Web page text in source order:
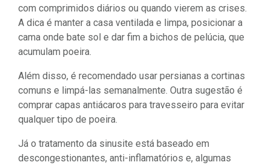
com comprimidos diários ou quando vierem as crises.
A dica é manter a casa ventilada e limpa, posicionar a
cama onde bate sol e dar fim a bichos de pelúcia, que
acumulam poeira.
Além disso, é recomendado usar persianas a cortinas
comuns e limpá-las semanalmente. Outra sugestão é
comprar capas antiácaros para travesseiro para evitar
qualquer tipo de poeira.
Já o tratamento da sinusite está baseado em
descongestionantes, anti-inflamatórios e, algumas